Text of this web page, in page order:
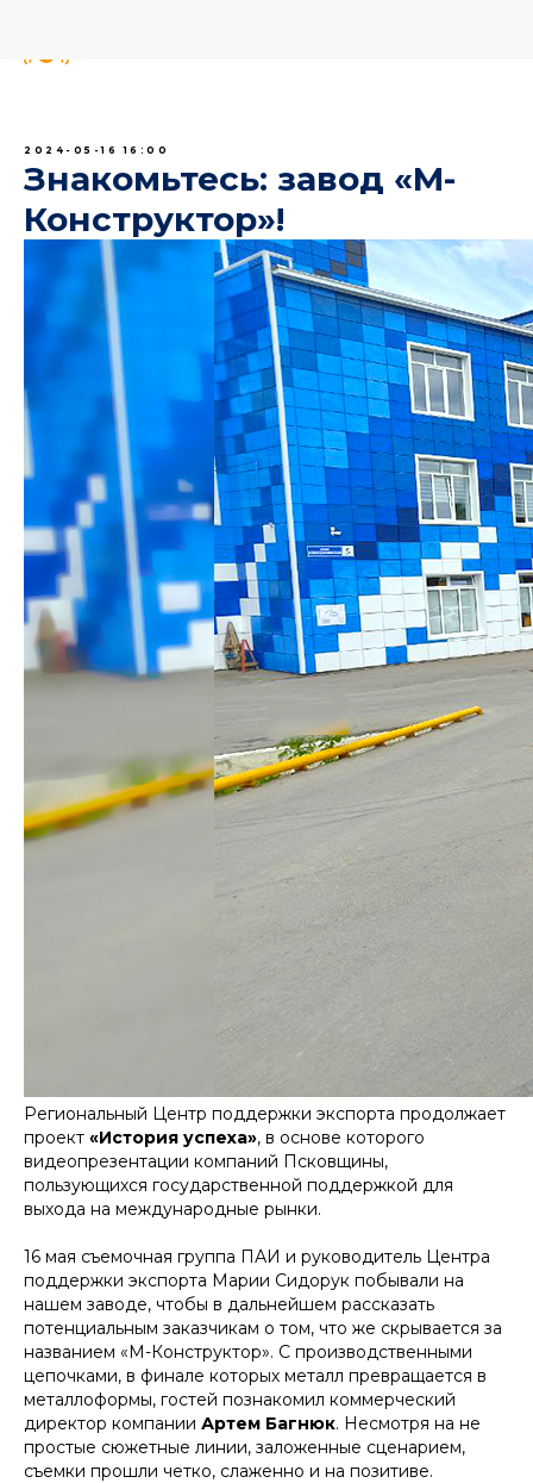
2024-05-16 16:00
Знакомьтесь: завод «М-
Конструктор»!
Региональный Центр поддержки экспорта продолжает
проект «История успеха», в основе которого
видеопрезентации компаний Псковщины,
пользующихся государственной поддержкой для
выхода на международные рынки.
16 мая съемочная группа ПАИ и руководитель Центра
поддержки экспорта Марии Сидорук побывали на
нашем заводе, чтобы в дальнейшем рассказать
потенциальным заказчикам о том, что же скрывается за
названием «М-Конструктор». С производственными
цепочками, в финале которых металл превращается в
металлоформы, гостей познакомил коммерческий
директор компании Артем Багнюк. Несмотря на не
простые сюжетные линии, заложенные сценарием,
съемки прошли четко, слаженно и на позитиве.